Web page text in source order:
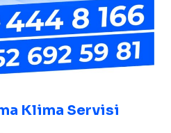
Klima Servisi